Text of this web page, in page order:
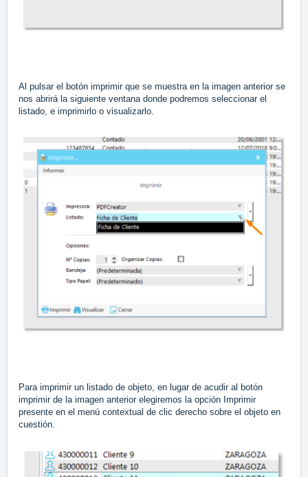
Al pulsar el botón imprimir que se muestra en la imagen anterior se
nos abrirá la siguiente ventana donde podremos seleccionar el
listado, e imprimirlo o visualizarlo.
Para imprimir un listado de objeto, en lugar de acudir al botón
imprimir de la imagen anterior elegiremos la opción Imprimir
presente en el menú contextual de clic derecho sobre el objeto en
cuestión.